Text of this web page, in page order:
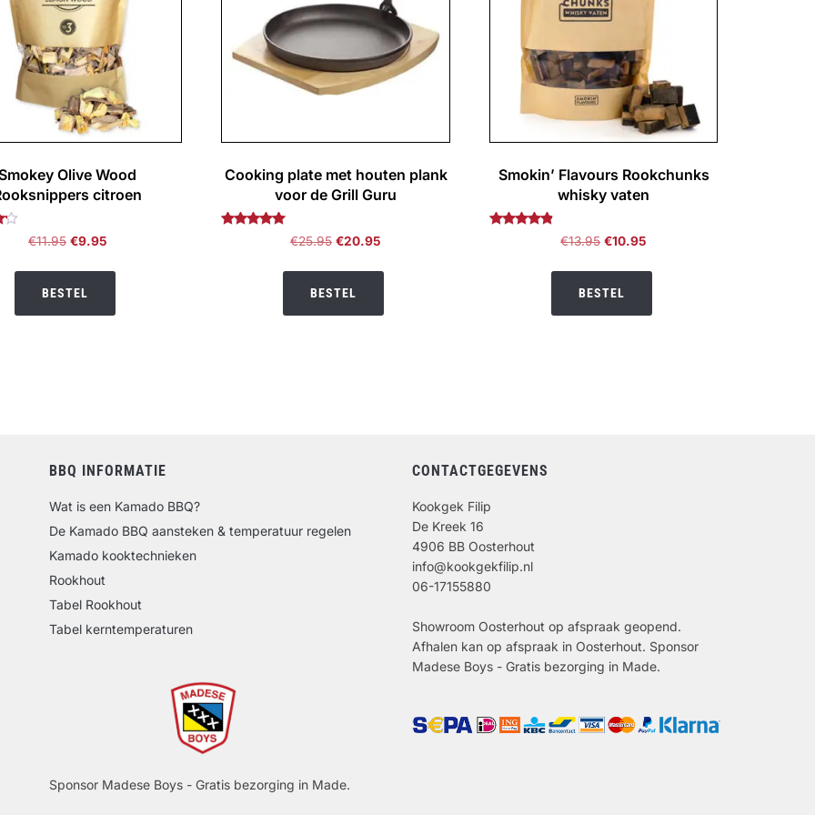
Smokey Olive Wood
citroen
€11.95 Oorspronkelijke
€9.95Huidige
BESTEL
Cooking plate met houten plank
voor de Grill Guru
Gewaardeerd€25.95 Oorspronkelijke
€20.95
BESTEL
Smokin’ Flavours Rookchunks
whisky vaten
Gewaardeerd€13.95 Oorspronkelijke
€10.95
BESTEL
BBQ INFORMATIE
Wat is een Kamado BBQ?
De Kamado BBQ aansteken & temperatuur regelen
Kamado kooktechnieken
Rookhout
Tabel Rookhout
Tabel kerntemperaturen
Sponsor Madese Boys - Gratis bezorging in Made.
CONTACTGEGEVENS
Kookgek Filip
De Kreek 16
4906 BB Oosterhout
info@kookgekfilip.nl
06-17155880
Showroom Oosterhout op afspraak geopend.
Afhalen kan op afspraak in Oosterhout. Sponsor
Madese Boys - Gratis bezorging in Made.